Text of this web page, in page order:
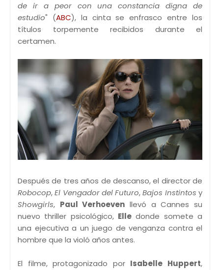
de ir a peor con una constancia digna de
estudio" (ABC), la cinta se enfrasco entre los
títulos torpemente recibidos durante el
certamen.
Después de tres años de descanso, el director de
Robocop,El Vengador del Futuro,Bajos Instintos y
Showgirls, Paul Verhoeven llevó a Cannes su
nuevo thriller psicológico, Elle donde somete a
una ejecutiva a un juego de venganza contra el
hombre que la violó años antes.
El filme, protagonizado por Isabelle Huppert,